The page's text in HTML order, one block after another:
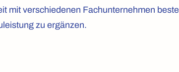
mit verschiedenen Fachunternehmen
zu ergänzen.